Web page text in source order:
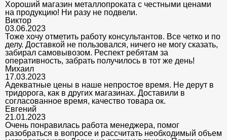
Хороший магазин металлопроката с честными ценами
на продукцию! Ни разу не подвели.
Виктор
03.06.2023
Тоже хочу отметить работу консультантов. Все четко и по
делу. Доставкой не пользовался, ничего не могу сказать,
забирал самовывозом. Респект ребятам за
оперативность, забрать получилось в тот же день!
Михаил
17.03.2023
Адекватные цены в наше непростое время. Не дерут в
тридорога, как в других магазинах. Доставили в
согласованное время, качество товара ок.
Евгений
21.01.2023
Очень понравилась работа менеджера, помог
разобраться в вопросе и рассчитать необходимый объем